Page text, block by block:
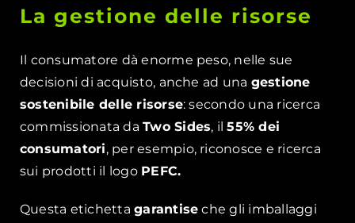
La gestione delle risorse
Il consumatore dà enorme peso, nelle sue
decisioni di acquisto, anche ad una gestione
sostenibile delle risorse: secondo una ricerca
commissionata daTwo Sides, il55% dei
consumatori, per esempio, riconosce e ricerca
sui prodotti il logo PEFC.
Questa etichettagarantise che gli imballaggi